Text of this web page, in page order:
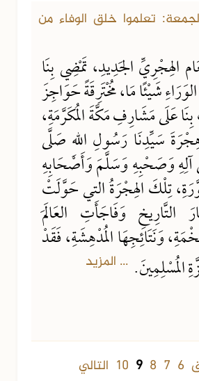
تعلموا خلق الوفاء من
الهِجْرِيِّ الجَدِيدِ، تَمْضِي بِنَا
شَيْئًا مَا، مُخْتَرِقَةً حَوَاجِزَ
عَلَى مَشَارِفِ مَكَّةَ المُكَرَّمَةِ،
سَيِّدِنَا رَسُولِ اللهِ صَلَّى
آلِهِ وَصَحْبِهِ وَسَلَّمَ وَأَصْحَابِهِ
تِلْكَ الهِجْرَةُ التي حَوَّلَتْ
وَفَاجَأَتِ العَالَمَ
وَنَتَائِجِهَا المُدْهِشَةِ، فَقَدْ
المُسْلِمِينَ. ... المزيد
6
7
8
9
10 التالي